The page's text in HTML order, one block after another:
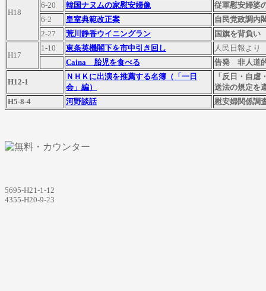
H18
6-20
韓国ナヌムの家慰安婦像
従軍慰安婦婆
6-2
皇室典範改正案
自民党政調内
2-27
荒川静香ウイニングラン 国旗を背負い
H17
1-10 東条英機閣下を市中引き回し
人民日報より
Caina 胎児を食べる
告発 非人道
H12-1
ＮＨＫに出演を推薦する名簿（「一日
会」編）
「反日・自
送法の規定を
H5-8-4
河野談話 慰安婦関係調
5695-H21-1-12
4355-H20-9-23